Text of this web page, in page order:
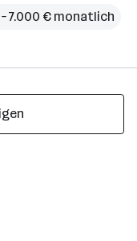
7.000 € monatlich